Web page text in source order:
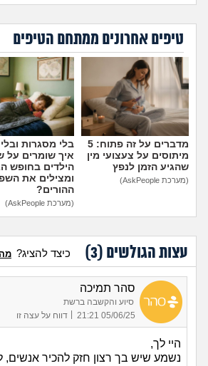
טיפים אחרונים ממתחם הטיפים
מדברים על זה פתוח: 5
מיתוסים על צעצועי מין
שהגיע הזמן לנפץ
(מערכת AskPeople)
בלי מסגרות
איך שומרים על
הילדים בחופש
ומצילים את
ההורים?
(מערכת AskPeople)
עצות הגולשים (3
) כיצד להציג?
סהר תמיכה
סיוע והקשבה ברשת
05/06/25 21:21
דווח על עצה זו
היי לך,
נשמע שיש בך רצון חזק להכיר אנשים,